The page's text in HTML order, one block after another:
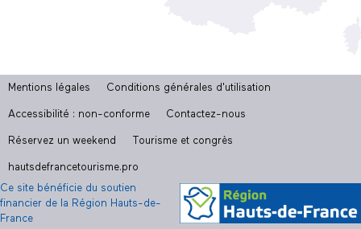
Mentions légales Conditions générales d'utilisation
Accessibilité : non-conforme Contactez-nous
Réservez un weekend Tourisme et congrès
hautsdefrancetourisme.pro
Ce site bénéficie du soutien
financier de la Région Hauts-de-
France